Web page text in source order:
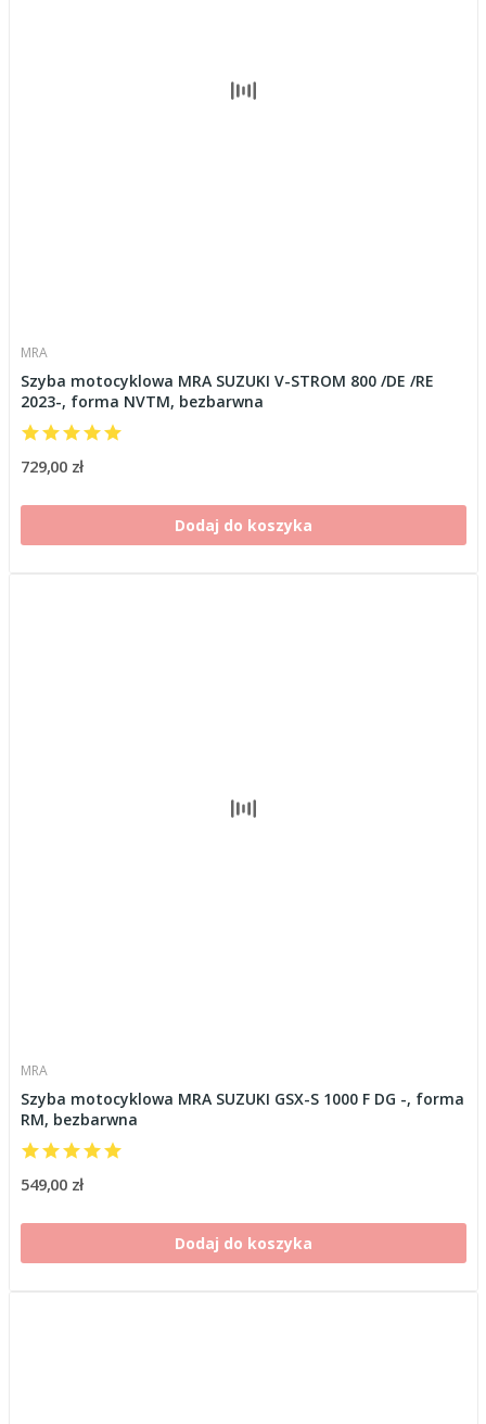
MRA
Szyba motocyklowa MRA SUZUKI V-STROM 800 /DE /RE
2023-, forma NVTM, bezbarwna
729,00 zł
Dodaj do koszyka
MRA
Szyba motocyklowa MRA SUZUKI GSX-S 1000 F DG -, forma
RM, bezbarwna
549,00 zł
Dodaj do koszyka